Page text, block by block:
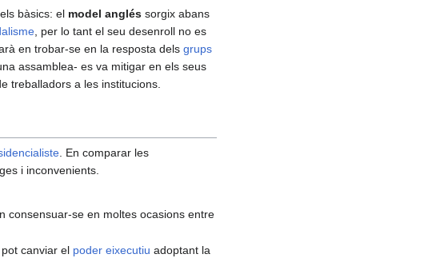
bàsics: el model anglés sorgix abans
, per lo tant el seu desenroll no es
en trobar-se en la resposta dels grups
assamblea- es va mitigar en els seus
treballadors a les institucions.
. En comparar les
i inconvenients.
consensuar-se en moltes ocasions entre
canviar el poder eixecutiu adoptant la